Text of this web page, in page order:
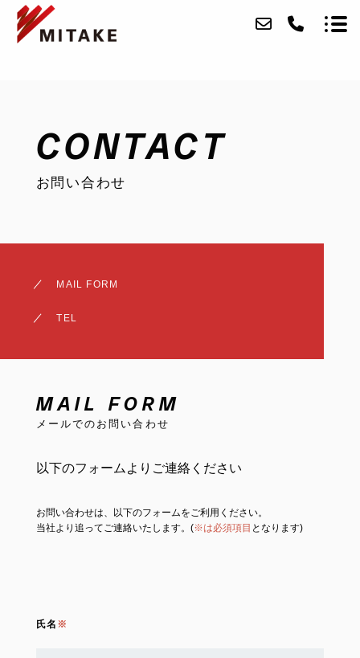
SERVICE
CONTACT
お問い合わせ
MAIL FORM
TEL
MAIL FORM
メールでのお問い合わせ
以下のフォームよりご連絡ください
お問い合わせは、以下のフォームをご利用ください。
当社より追ってご連絡いたします。(※は必須項目 となります)
氏名